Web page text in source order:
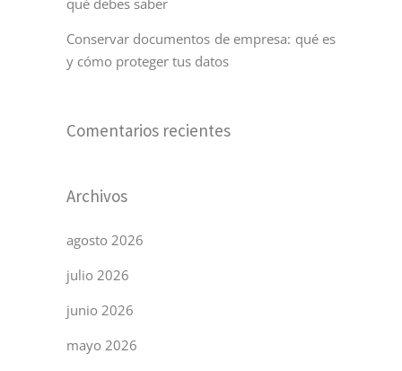
qué debes saber
Conservar documentos de empresa: qué es
y cómo proteger tus datos
Comentarios recientes
Archivos
agosto 2026
julio 2026
junio 2026
mayo 2026